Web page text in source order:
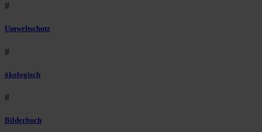
#
Umweltschutz
#
ökologisch
#
Bilderbuch